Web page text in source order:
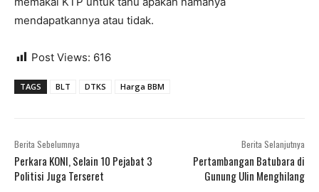
mendapatkannya atau tidak.
Post Views: 616
TAGS BLT DTKS Harga BBM
Berita Sebelumnya
Perkara KONI, Selain 10 Pejabat 3
Politisi Juga Terseret
Berita Selanjutnya
Pertambangan Batubara di
Gunung Ulin Menghilang